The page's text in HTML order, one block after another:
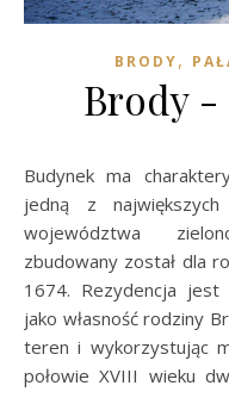
BRODY,
Brody -
Budynek ma charakterystyczny kształt podkowy i jest
jedną z
województwa
zbudowany został dla
1674. Rezydencja
jako własność rodziny
teren i wykorzystując
połowie XVIII wieku